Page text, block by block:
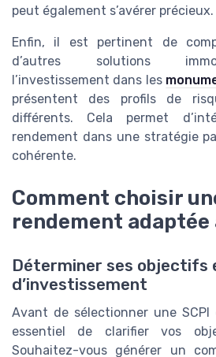
peut également s’avérer précieux.
Enfin, il est pertinent de
d’autres solutions
l’investissement dans les
présentent des profils de
différents. Cela permet
rendement dans une stratégie
cohérente.
Comment choisir
rendement adaptée
Déterminer ses objectifs
d’investissement
Avant de sélectionner une
essentiel de clarifier vos
Souhaitez-vous générer un